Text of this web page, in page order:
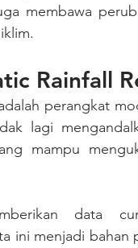
membawa
Rainfall
perangkat
lagi
mampu
ini menjadi bahan